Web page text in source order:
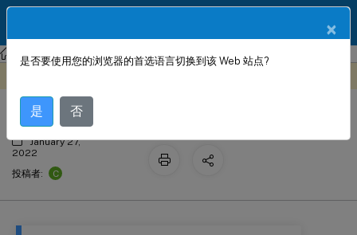
NetScaler Citrix ADC 12.1
功能概览
January 27,
2022
投稿者:
C
×
是否要使用您的浏览器的首选语言切换到该 Web 站点?
是 否